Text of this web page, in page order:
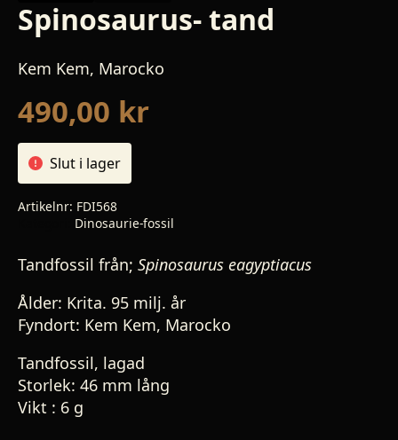
Spinosaurus- tand
Kem Kem, Marocko
490,00 kr
Slut i lager
Artikelnr: FDI568
Dinosaurie-fossil
Tandfossil från; Spinosaurus eagyptiacus
Ålder: Krita. 95 milj. år
Fyndort: Kem Kem, Marocko
Tandfossil, lagad
Storlek: 46 mm lång
Vikt : 6 g